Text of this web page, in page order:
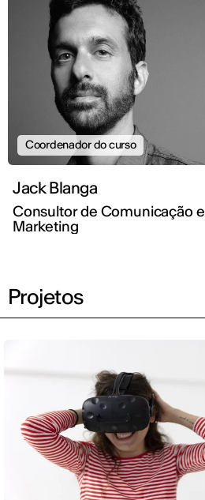
Coordenador do curso
Jack Blanga
Consultor de Comunicação e
Marketing
Projetos